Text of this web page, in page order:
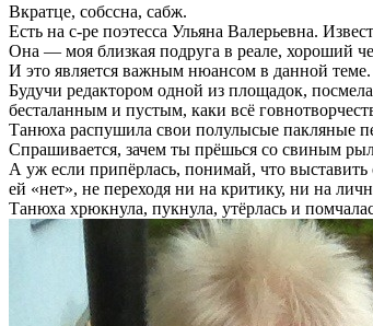
Вкратце, собссна, сабж.
Есть на с-ре поэтесса Ульяна Валерьевна.
Она — моя близкая подруга в реале, хороший
И это является важным нюансом в данной теме.
Будучи редактором одной из площадок,
бесталанным и пустым, каки всё
Танюха распушила свои полулысые пакляные
Спрашивается, зачем ты прёшься со свиным
А уж если припёрлась, понимай, что выставить
ей «нет», не переходя ни на критику, ни на
Танюха хрюкнула, пукнула, утёрлась и